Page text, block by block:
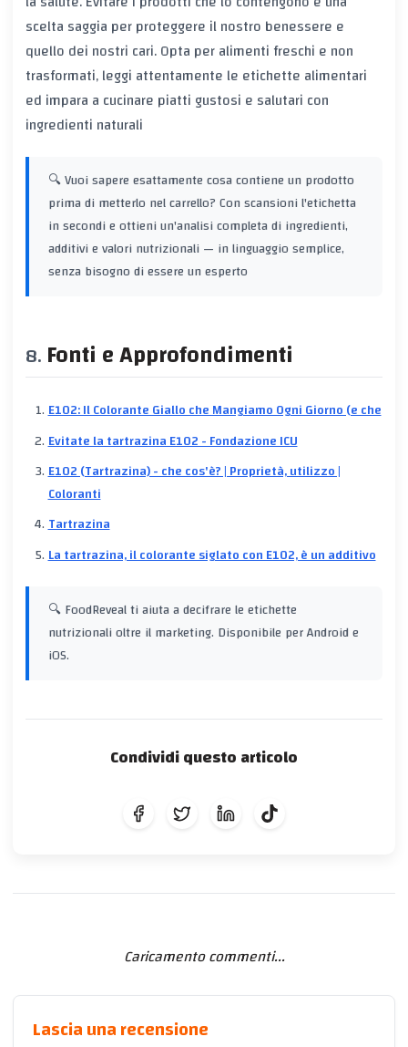
scelta saggia per proteggere il nostro benessere e
quello dei nostri cari. Opta per alimenti freschi e non
trasformati, leggi attentamente le etichette alimentari
ed impara a cucinare piatti gustosi e salutari con
ingredienti naturali
🔍 Vuoi sapere esattamente cosa contiene un prodotto
prima di metterlo nel carrello? Conscansioni l'etichetta
in secondi e ottieni un'analisi completa di ingredienti,
additivi e valori nutrizionali — in linguaggio semplice,
senza bisogno di essere un esperto
Fonti e Approfondimenti
E102: Il Colorante Giallo che Mangiamo Ogni Giorno (e che
Evitate la tartrazina E102 - Fondazione ICU
E102 (Tartrazina) - che cos'è? | Proprietà, utilizzo |
Coloranti
Tartrazina
La tartrazina, il colorante siglato con E102, è un additivo
🔍 FoodReveal ti aiuta a decifrare le etichette
nutrizionali oltre il marketing. Disponibile per Android e
iOS.
Condividi questo articolo
Caricamento commenti...
Lascia una recensione